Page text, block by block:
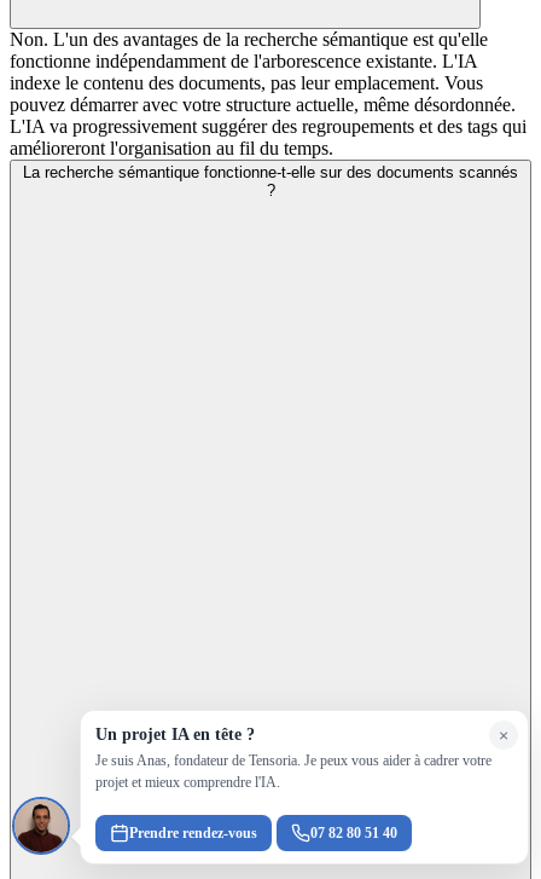
Non. L'un des avantages de la recherche sémantique est qu'elle
fonctionne indépendamment de l'arborescence existante. L'IA
indexe le contenu des documents, pas leur emplacement. Vous
pouvez démarrer avec votre structure actuelle, même désordonnée.
L'IA va progressivement suggérer des regroupements et des tags qui
amélioreront l'organisation au fil du temps.
La recherche sémantique fonctionne-t-elle sur des documents scannés
?
×
Un projet IA en tête ?
Je suis Anas, fondateur de Tensoria. Je peux vous aider à cadrer votre
projet et mieux comprendre l'IA.
Prendre rendez-vous 07 82 80 51 40